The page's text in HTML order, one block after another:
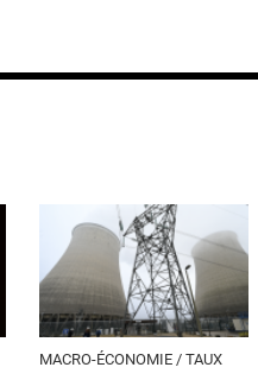
MACRO-ÉCONOMIE / TAUX